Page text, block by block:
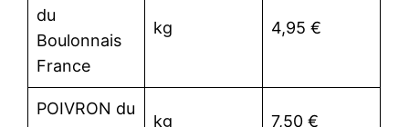
du
Boulonnais
France
kg 4,95 €
POIVRON du
kg 7,50 €